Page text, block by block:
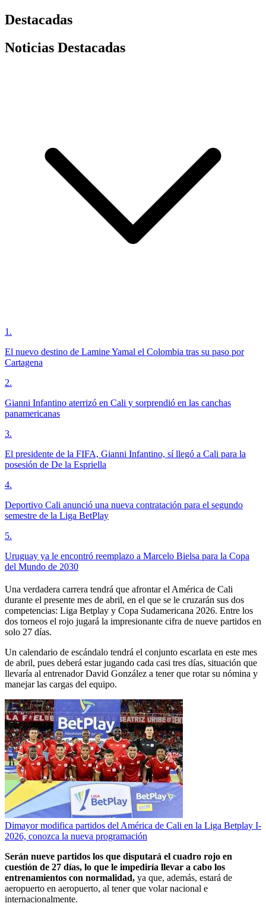
Destacadas
Noticias Destacadas
1 .
El nuevo destino de Lamine Yamal el Colombia tras su paso por
Cartagena
2.
Gianni Infantino aterrizó en Cali y sorprendió en las canchas
panamericanas
3.
El presidente de la FIFA, Gianni Infantino, sí llegó a Cali para la
posesión de De la Espriella
4.
Deportivo Cali anunció una nueva contratación para el segundo
semestre de la Liga BetPlay
5.
Uruguay ya le encontró reemplazo a Marcelo Bielsa para la Copa
del Mundo de 2030
Una verdadera carrera tendrá que afrontar el América de Cali
durante el presente mes de abril, en el que se le cruzarán sus dos
competencias: Liga Betplay y Copa Sudamericana 2026. Entre los
dos torneos el rojo jugará la impresionante cifra de nueve partidos en
solo 27 días.
Un calendario de escándalo tendrá el conjunto escarlata en este mes
de abril, pues deberá estar jugando cada casi tres días, situación que
llevaría al entrenador David González a tener que rotar su nómina y
manejar las cargas del equipo.
Dimayor modifica partidos del América de Cali en la Liga Betplay I-
2026, conozca la nueva programación
Serán nueve partidos los que disputará el cuadro rojo en
cuestión de 27 días, lo que le impediría llevar a cabo los
entrenamientos con normalidad, ya que, además, estará de
aeropuerto en aeropuerto, al tener que volar nacional e
internacionalmente.